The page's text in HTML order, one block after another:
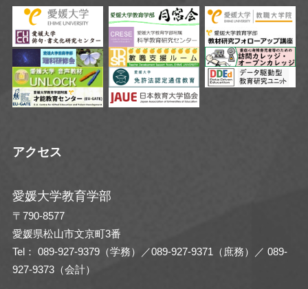
アクセス
愛媛大学教育学部
〒790-8577
愛媛県松山市文京町3番
Tel： 089-927-9379（学務）／089-927-9371（庶務）／ 089-
927-9373（会計）